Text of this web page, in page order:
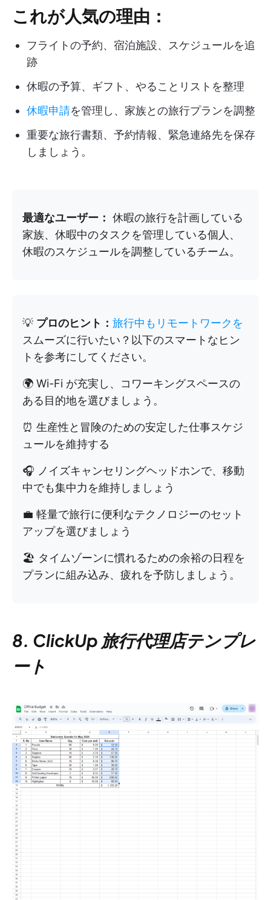
これが人気の理由：
フライトの予約、宿泊施設、スケジュールを追
跡
休暇の予算、ギフト、やることリストを整理
休暇申請を管理し、家族との旅行プランを調整
重要な旅行書類、予約情報、緊急連絡先を保存
しましょう。
最適なユーザー： 休暇の旅行を計画している
家族、休暇中のタスクを管理している個人、
休暇のスケジュールを調整しているチーム。
💡 プロのヒント： 旅行中もリモートワークを
スムーズに行いたい？以下のスマートなヒン
トを参考にしてください。
🌍 Wi-Fi が充実し、コワーキングスペースの
ある目的地を選びましょう。
⏰ 生産性と冒険のための安定した仕事スケジ
ュールを維持する
🎧 ノイズキャンセリングヘッドホンで、移動
中でも集中力を維持しましょう
💼 軽量で旅行に便利なテクノロジーのセット
アップを選びましょう
🏖️ タイムゾーンに慣れるための余裕の日程を
プランに組み込み、疲れを予防しましょう。
8. ClickUp 旅行代理店テンプレ
ート